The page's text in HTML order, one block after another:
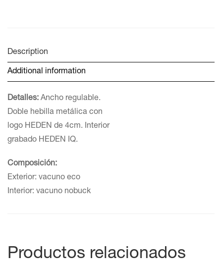
Description
Additional information
Detalles: Ancho regulable.
Doble hebilla metálica con
logo HEDEN de 4cm. Interior
grabado HEDEN IQ.
Composición:
Exterior: vacuno eco
Interior: vacuno nobuck
Productos relacionados